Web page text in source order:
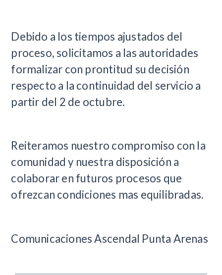
Debido a los tiempos ajustados del
proceso, solicitamos a las autoridades
formalizar con prontitud su decisión
respecto a la continuidad del servicio a
partir del 2 de octubre.
Reiteramos nuestro compromiso con la
comunidad y nuestra disposición a
colaborar en futuros procesos que
ofrezcan condiciones mas equilibradas.
Comunicaciones Ascendal Punta Arenas